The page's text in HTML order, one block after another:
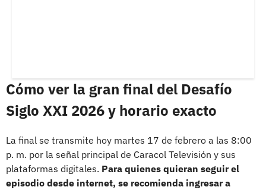
Cómo ver la gran final del Desafío
Siglo XXI 2026 y horario exacto
La final se transmite hoy martes 17 de febrero a las 8:00
p. m. por la señal principal de Caracol Televisión y sus
plataformas digitales. Para quienes quieran seguir el
episodio desde internet, se recomienda ingresar a